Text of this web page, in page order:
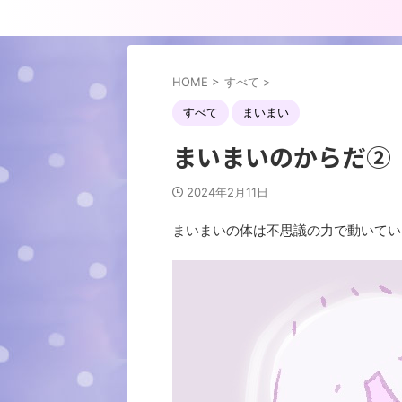
HOME > すべて >
すべて まいまい
まいまいのからだ②
2024年2月11日
まいまいの体は不思議の力で動いて